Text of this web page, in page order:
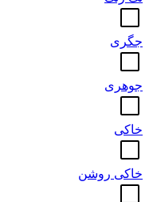
جگری
جوهری
خاکی
خاکی روشن